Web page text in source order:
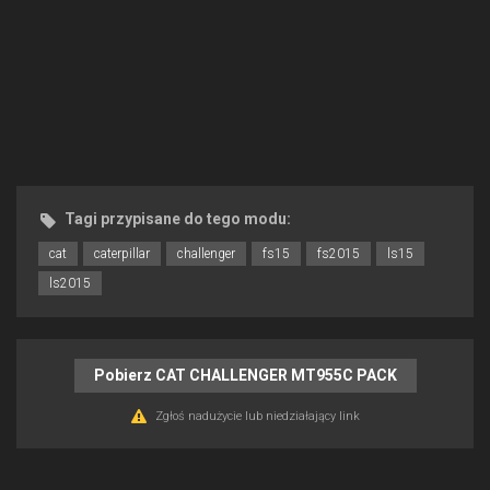
Tagi przypisane do tego modu:
cat caterpillar challenger fs15 fs2015
ls15
ls2015
Pobierz CAT CHALLENGER MT955C PACK
Zgłoś nadużycie lub niedziałający link